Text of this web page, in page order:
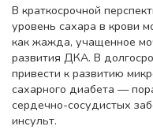
В краткосрочной
уровень сахара в крови
как жажда, учащенное
развития ДКА. В
привести к развитию
сахарного диабета —
сердечно-сосудистых
инсульт.